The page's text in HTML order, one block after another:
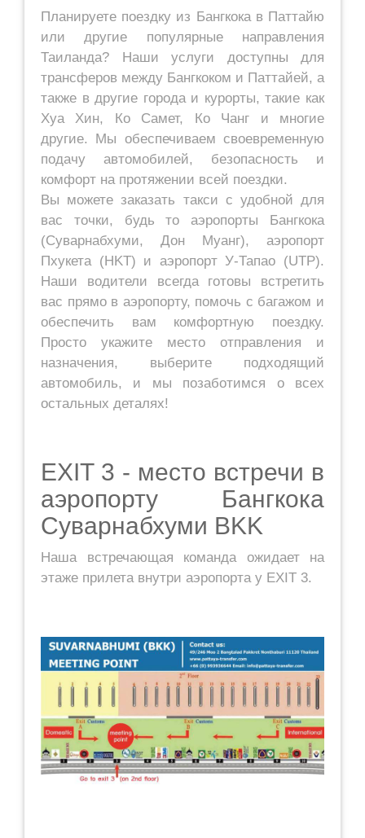
Планируете поездку из Бангкока в Паттайю
или другие популярные направления
Таиланда? Наши услуги доступны для
трансферов между Бангкоком и Паттайей, а
также в другие города и курорты, такие как
Хуа Хин, Ко Самет, Ко Чанг и многие
другие. Мы обеспечиваем своевременную
подачу автомобилей, безопасность и
комфорт на протяжении всей поездки.
Вы можете заказать такси с удобной для
вас точки, будь то аэропорты Бангкока
(Суварнабхуми, Дон Муанг), аэропорт
Пхукета (HKT) и аэропорт У-Тапао (UTP).
Наши водители всегда готовы встретить
вас прямо в аэропорту, помочь с багажом и
обеспечить вам комфортную поездку.
Просто укажите место отправления и
назначения, выберите подходящий
автомобиль, и мы позаботимся о всех
остальных деталях!
EXIT 3 - место встречи в
аэропорту Бангкока
Суварнабхуми BKK
Наша встречающая команда ожидает на
этаже прилета внутри аэропорта у EXIT 3.